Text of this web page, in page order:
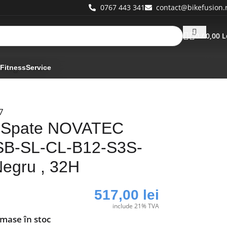
0767 443 341
0 0,00
Service
Negru , 32H
NOVATEC
SL-CL-B12-S3S-
, 32H
517,00 lei
include 21% TVA
în stoc